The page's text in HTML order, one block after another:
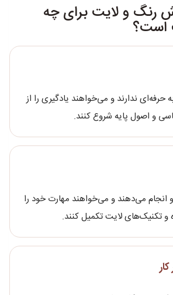
رنگ و لایت برای چه
است؟
حرفه‌ای ندارند و می‌خواهند یادگیری را از
و اصول پایه شروع کنند.
انجام می‌دهند و می‌خواهند مهارت خود را
و تکنیک‌های لایت تکمیل کنند.